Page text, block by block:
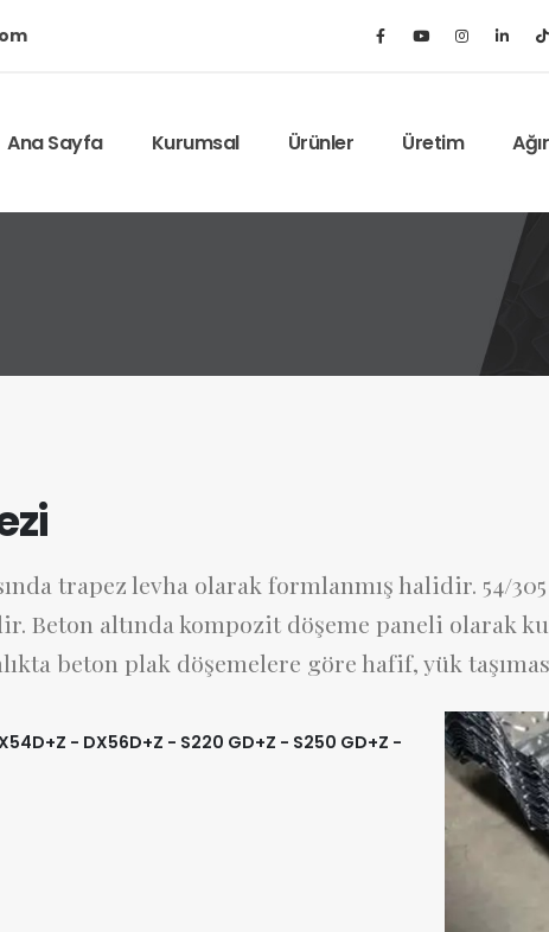
Ana Sayfa Kurumsal Ürünler Üretim
trapez levha olarak formlanmış halidir. 54/
Beton altında kompozit döşeme paneli olarak
beton plak döşemelere göre hafif, yük
- DX56D+Z - S220 GD+Z - S250 GD+Z -